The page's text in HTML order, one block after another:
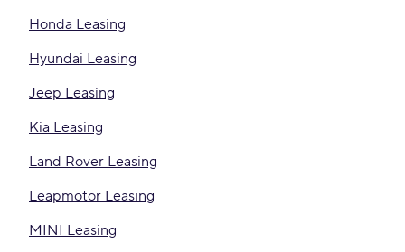
Honda Leasing
Hyundai Leasing
Jeep Leasing
Kia Leasing
Land Rover Leasing
Leapmotor Leasing
MINI Leasing